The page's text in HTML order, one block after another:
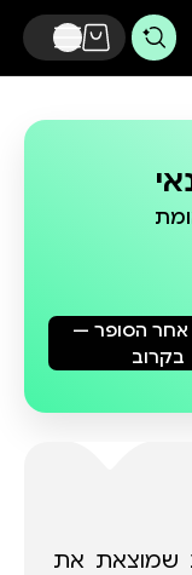
הסופר —
בקרוב
שמוצאת את